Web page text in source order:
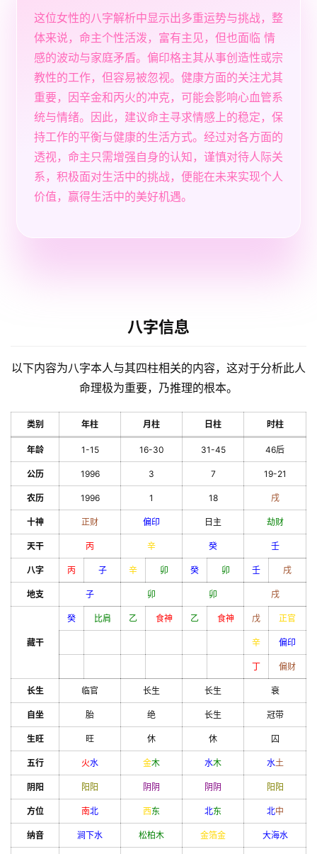
这位女性的八字解析中显示出多重运势与挑战，整
体来说，命主个性活泼，富有主见，但也面临 情
感的波动与家庭矛盾。偏印格主其从事创造性或宗
教性的工作，但容易被忽视。健康方面的关注尤其
重要，因辛金和丙火的冲克，可能会影响心血管系
统与情绪。因此，建议命主寻求情感上的稳定，保
持工作的平衡与健康的生活方式。经过对各方面的
透视，命主只需增强自身的认知，谨慎对待人际关
系，积极面对生活中的挑战，便能在未来实现个人
价值，赢得生活中的美好机遇。
八字信息
以下内容为八字本人与其四柱相关的内容，这对于分析此人
命理极为重要，乃推理的根本。
类别 年柱 月柱 日柱 时柱
年龄 1-15 16-30 31-45 46后
公历 1996 3 7 19-21
农历 1996 1 18 戌
十神 正财 偏印 日主 劫财
天干 丙 辛 癸 壬
八字 丙 子 辛 卯 癸 卯 壬 戌
地支 子 卯 卯 戌
藏干
癸 比肩 乙 食神 乙 食神 戊 正官
辛 偏印
丁 偏财
长生 临官 长生 长生 衰
自坐 胎 绝 长生 冠带
生旺 旺 休 休 囚
五行 火水 金木 水木 水土
阴阳 阳 阳 阴 阴 阴 阴 阳 阳
方位 南北 西东 北东 北中
纳音 涧下水 松柏木 金箔金 大海水